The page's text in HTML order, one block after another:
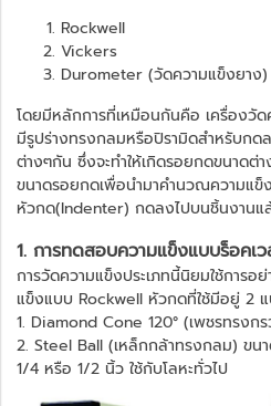
Rockwell
Vickers
Durometer (วัดความแข็งยาง)
โดยมีหลักการที่เหมือนกันคือ เครื่องวั
มีรูปร่างทรงกลมหรือปิรามิดสำหรับก
ต่างๆกัน ซึ่งจะทำให้เกิดรอยกดขนาด
ขนาดรอยกดเพื่อนำมาคำนวณความแ
หัวกด(Indenter) กดลงไปบนชิ้นงานแ
1. การทดสอบความแข็งแบบร็อค
การวัดความแข็งประเภทนี้นิยมใช้การอ
แข็งแบบ Rockwell หัวกดที่ใช้มีอยู่ 2
1. Diamond Cone 120° (เพชรทรงก
2. Steel Ball (เหล็กกล้าทรงกลม) ขน
1/4 หรือ 1/2 นิ้ว ใช้กับโลหะทั่วไป